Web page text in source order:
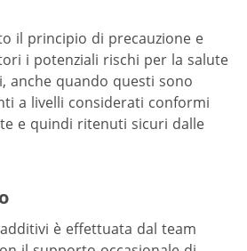
il principio di precauzione e
i potenziali rischi per la salute
anche quando questi sono
a livelli considerati conformi
e quindi ritenuti sicuri dalle
è effettuata dal team